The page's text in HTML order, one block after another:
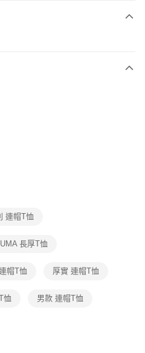
款。
付」後，將跳轉至「AFTEE先享後付」
知簡訊。
擊此簡訊中的連結，可透過四大超商／
，方視為交易完成。
付 」之結帳頁面顯示為準，若有關於
相關疑問，請聯繫「AFTEE先享後付
support/home
供之「AFTEE先享後付」服務完成之交
代理人或監護人之同意方可使用
依據個別帳號之用戶狀況，依本公司即
上)免運費
上)免運費
上)免運費
連帽T恤
長厚T恤
帽T恤 厚實 連帽T恤
恤 男款 連帽T恤